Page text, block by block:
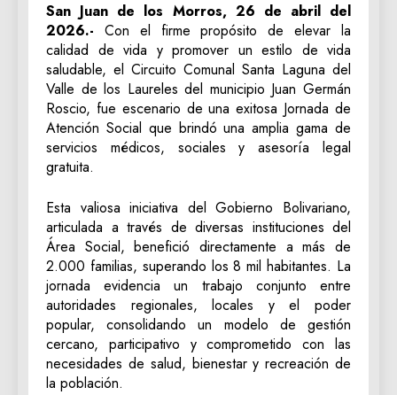
San Juan de los Morros, 26 de abril del
2026.- Con el firme propósito de elevar la
calidad de vida y promover un estilo de vida
saludable, el Circuito Comunal Santa Laguna del
Valle de los Laureles del municipio Juan Germán
Roscio, fue escenario de una exitosa Jornada de
Atención Social que brindó una amplia gama de
servicios médicos, sociales y asesoría legal
gratuita.
Esta valiosa iniciativa del Gobierno Bolivariano,
articulada a través de diversas instituciones del
Área Social, benefició directamente a más de
2.000 familias, superando los 8 mil habitantes. La
jornada evidencia un trabajo conjunto entre
autoridades regionales, locales y el poder
popular, consolidando un modelo de gestión
cercano, participativo y comprometido con las
necesidades de salud, bienestar y recreación de
la población.